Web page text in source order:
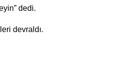
dedi.
devraldı.